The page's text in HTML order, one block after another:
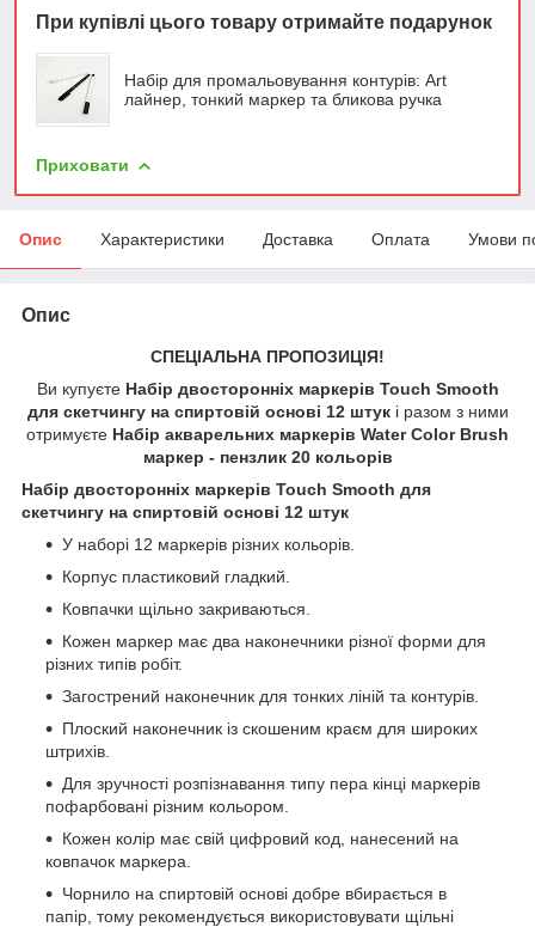
При купівлі цього товару отримайте подарунок
Набір для промальовування контурів: Art
лайнер, тонкий маркер та бликова ручка
Приховати
Опис Характеристики Доставка Оплата Умови
Опис
СПЕЦІАЛЬНА ПРОПОЗИЦІЯ!
Ви купуєте Набір двосторонніх маркерів Touch Smooth
для скетчингу на спиртовій основі 12 штукі разом з ними
отримуєте Набір акварельних маркерів Water Color Brush
маркер - пензлик 20 кольорів
Набір двосторонніх маркерів Touch Smooth для
скетчингу на спиртовій основі 12 штук
У наборі 12 маркерів різних кольорів.
Корпус пластиковий гладкий.
Ковпачки щільно закриваються.
Кожен маркер має два наконечники різної форми для
різних типів робіт.
Загострений наконечник для тонких ліній та контурів.
Плоский наконечник із скошеним краєм для широких
штрихів.
Для зручності розпізнавання типу пера кінці маркерів
пофарбовані різним кольором.
Кожен колір має свій цифровий код, нанесений на
ковпачок маркера.
Чорнило на спиртовій основі добре вбирається в
папір, тому рекомендується використовувати щільні